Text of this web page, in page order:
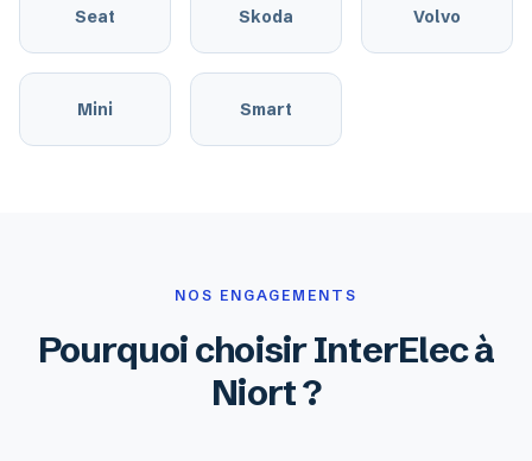
Seat Skoda Volvo
Mini Smart
NOS ENGAGEMENTS
Pourquoi choisir InterElec à
Niort ?